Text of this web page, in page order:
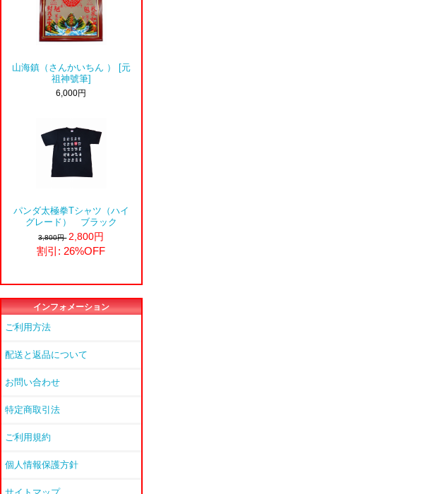
山海鎮（さんかいちん ） [元
祖神號筆]
6,000円
パンダ太極拳Tシャツ（ハイ
グレード） ブラック
3,800円 2,800円
割引: 26%OFF
インフォメーション
ご利用方法
配送と返品について
お問い合わせ
特定商取引法
ご利用規約
個人情報保護方針